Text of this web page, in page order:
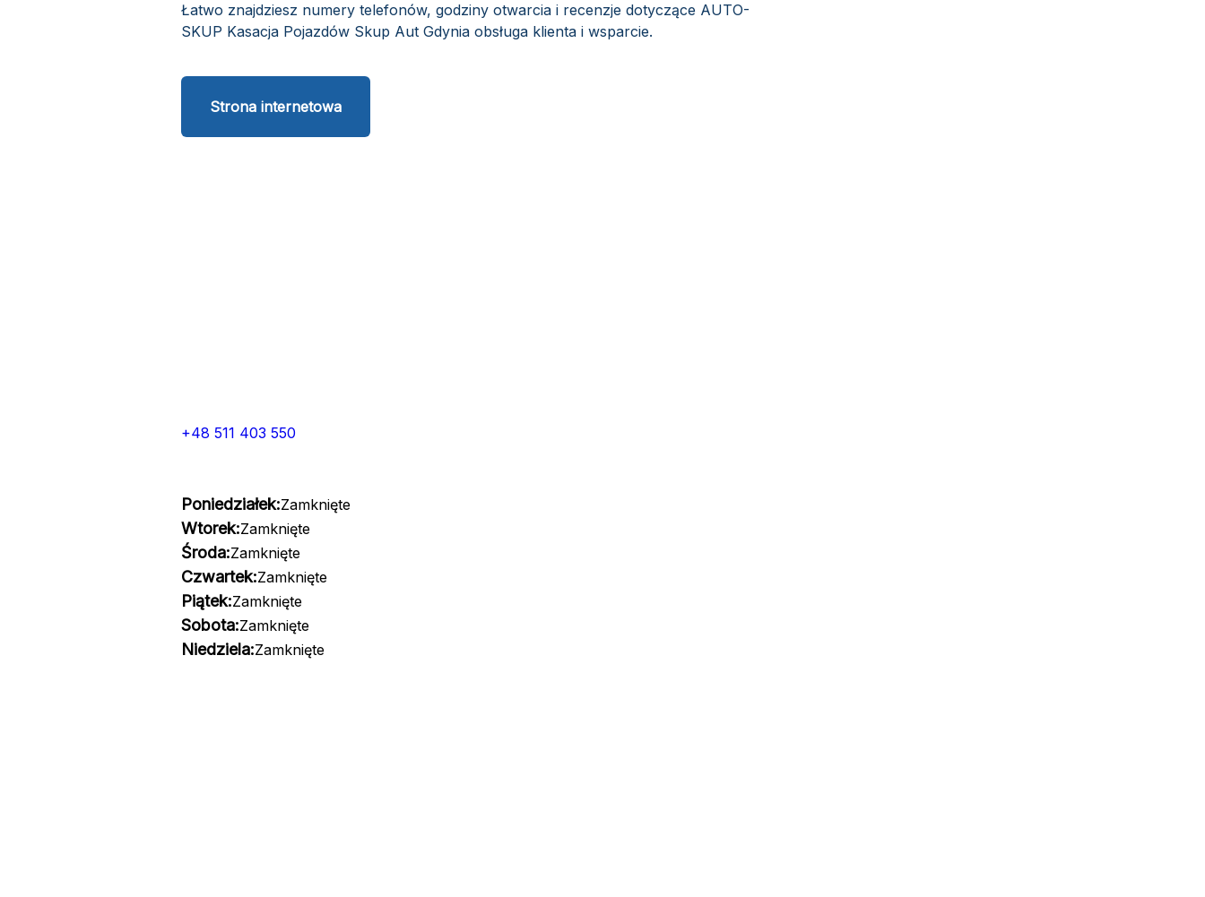
Łatwo znajdziesz numery telefonów, godziny otwarcia i recenzje dotyczące AUTO-
SKUP Kasacja Pojazdów Skup Aut Gdynia obsługa klienta i wsparcie.
Strona internetowa
+48 511 403 550
Poniedziałek:Zamknięte
Wtorek:Zamknięte
Środa:Zamknięte
Czwartek:Zamknięte
Piątek:Zamknięte
Sobota:Zamknięte
Niedziela:Zamknięte